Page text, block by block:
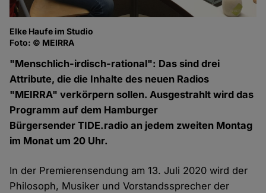
Elke Haufe im Studio
Foto: © MEIRRA
"Menschlich-irdisch-rational": Das sind drei
Attribute, die die Inhalte des neuen Radios
"MEIRRA" verkörpern sollen. Ausgestrahlt wird das
Programm auf dem Hamburger
Bürgersender TIDE.radio an jedem zweiten Montag
im Monat um 20 Uhr.
In der Premierensendung am 13. Juli 2020 wird der
Philosoph, Musiker und Vorstandssprecher der